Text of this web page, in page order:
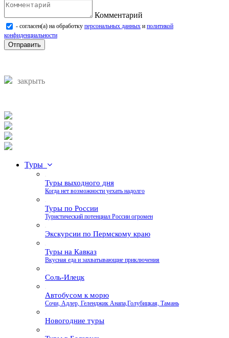
Комментарий
- согласен(а) на обработку персональных данных и политикой
конфиденциальности
Отправить
закрыть
Туры
Туры выходного дня
Когда нет возможности уехать надолго
Туры по России
Туристический потенциал России огромен
Экскурсии по Пермскому краю
Туры на Кавказ
Вкусная еда и захватывающие приключения
Соль-Илецк
Автобусом к морю
Сочи, Адлер, Геленджик Анапа,Голубицкая, Тамань
Новогодние туры